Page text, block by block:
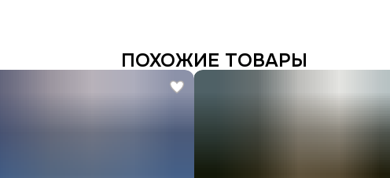
ПОХОЖИЕ ТОВАРЫ